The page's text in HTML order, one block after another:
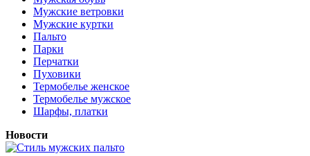
Мужские ветровки
Мужские куртки
Пальто
Парки
Перчатки
Пуховики
Термобелье женское
Термобелье мужское
Шарфы, платки
Новости